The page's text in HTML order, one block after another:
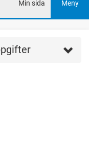
Min sida Meny